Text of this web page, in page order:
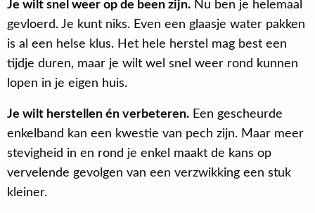
Je wilt snel weer op de been zijn. Nu ben je helemaal
gevloerd. Je kunt niks. Even een glaasje water pakken
is al een helse klus. Het hele herstel mag best een
tijdje duren, maar je wilt wel snel weer rond kunnen
lopen in je eigen huis.
Je wilt herstellen én verbeteren. Een gescheurde
enkelband kan een kwestie van pech zijn. Maar meer
stevigheid in en rond je enkel maakt de kans op
vervelende gevolgen van een verzwikking een stuk
kleiner.